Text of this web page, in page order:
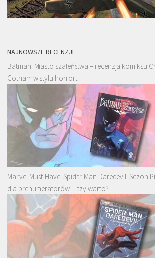
NAJNOWSZE RECENZJE
Batman. Miasto szaleństwa – recenzja komiksu
Gotham w stylu horroru
Marvel Must-Have: Spider-Man Daredevil. Sezon
dla prenumeratorów – czy warto?